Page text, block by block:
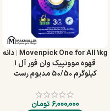
Movenpick One for All 1kg | دانه
قهوه موونپیک وان فور آل ۱
کیلوگرم 50/50 مدیوم رست
۶,۰۰۰,۰۰۰ تومان